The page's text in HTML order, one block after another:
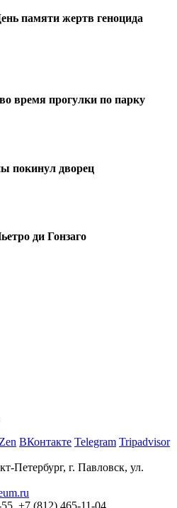
памяти жертв геноцида
время прогулки по парку
покинул дворец
ди Гонзаго
ВКонтакте Telegram Tripadvisor
Петербург, г. Павловск, ул.